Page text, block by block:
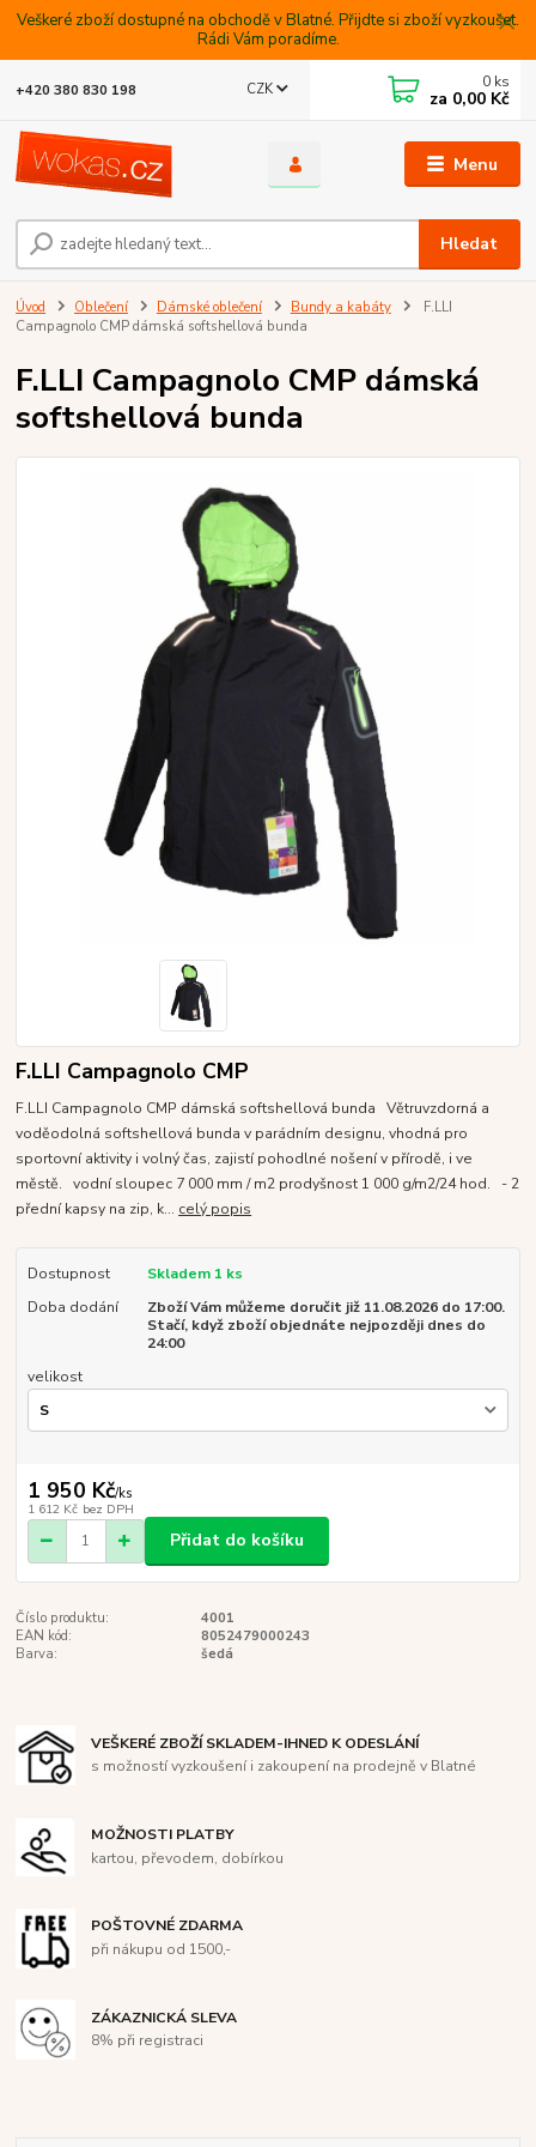
Veškeré zboží dostupné na obchodě v Blatné. Přijdte si zboží vyzkoušet.
Rádi Vám poradíme.
Menu
CZK
Hledat
+420 380 830 198 0 ks
za 0,00 Kč
Úvod Oblečení Dámské oblečení Bundy a kabáty
F.LLI
Campagnolo CMP dámská softshellová bunda
F.LLI Campagnolo CMP dámská
softshellová bunda
F.LLI Campagnolo CMP
F.LLI Campagnolo CMP dámská softshellová bunda Větruvzdorná a
voděodolná softshellová bunda v parádním designu, vhodná pro
sportovní aktivity i volný čas, zajistí pohodlné nošení v přírodě, i ve
městě. vodní sloupec 7 000 mm / m2 prodyšnost 1 000 g/m2/24 hod. - 2
přední kapsy na zip, k... celý popis
Dostupnost
Skladem 1 ks
Doba dodání
Zboží Vám můžeme doručit již 11.08.2026 do 17:00.
Stačí, když zboží objednáte nejpozději dnes do
24:00
velikost
1 950 Kč/ks
1 612 Kč bez DPH
Přidat do košíku
Číslo produktu:
4001
EAN kód:
8052479000243
Barva:
šedá
VEŠKERÉ ZBOŽÍ SKLADEM-IHNED K ODESLÁNÍ
s možností vyzkoušení i zakoupení na prodejně v Blatné
MOŽNOSTI PLATBY
kartou, převodem, dobírkou
POŠTOVNÉ ZDARMA
při nákupu od 1500,-
ZÁKAZNICKÁ SLEVA
8% při registraci